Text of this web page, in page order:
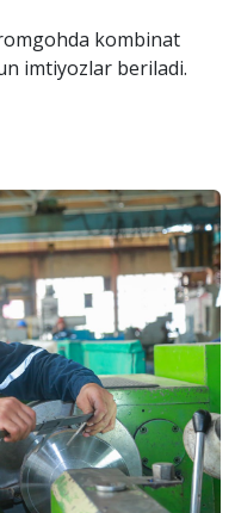
kombinat
imtiyozlar beriladi.